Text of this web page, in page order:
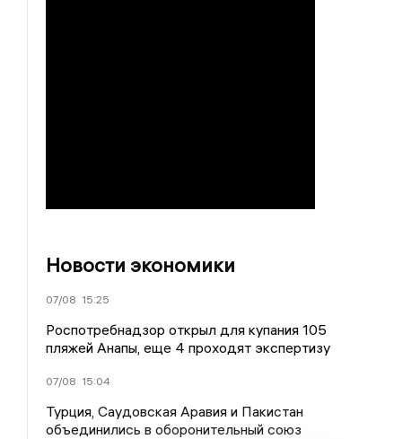
Новости экономики
07/08 15:25
Роспотребнадзор открыл для купания 105
пляжей Анапы, еще 4 проходят экспертизу
07/08 15:04
Турция, Саудовская Аравия и Пакистан
объединились в оборонительный союз